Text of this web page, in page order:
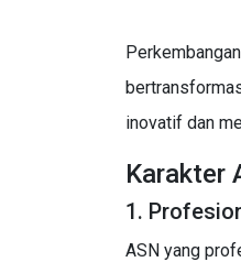
inovatif dan
Karakter
1.
ASN yang